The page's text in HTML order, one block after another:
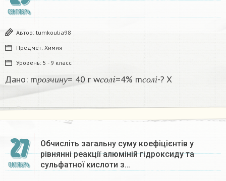
СЕНТЯБРЬ
Автор: tumkoulia98
Предмет: Химия
Уровень: 5 - 9 класс
Дано: m р о з ч и н у = 40 г wс ол
i=4% mс ол і
лі-? X​
27
ОКТЯБРЬ
Обчисліть загальну суму коефіцієнтів у
рівнянні реакції алюміній гідроксиду та
сульфатної кислоти з…